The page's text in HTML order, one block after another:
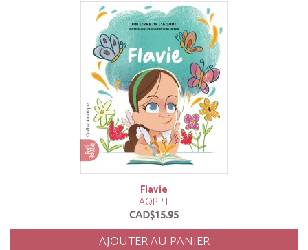
Flavie
AQPPT
CAD$15.95
AJOUTER AU PANIER